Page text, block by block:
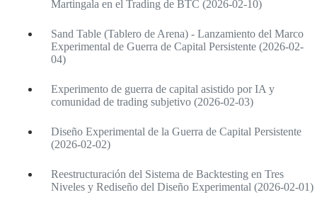
Martingala en el Trading de BTC (2026-02-10)
Sand Table (Tablero de Arena) - Lanzamiento del Marco
Experimental de Guerra de Capital Persistente (2026-02-
04)
Experimento de guerra de capital asistido por IA y
comunidad de trading subjetivo (2026-02-03)
Diseño Experimental de la Guerra de Capital Persistente
(2026-02-02)
Reestructuración del Sistema de Backtesting en Tres
Niveles y Rediseño del Diseño Experimental (2026-02-01)